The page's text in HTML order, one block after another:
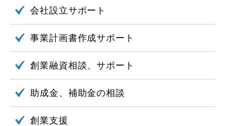
会社設立サポート
事業計画書作成サポート
創業融資相談、サポート
助成金、 補助金の相談
創業支援